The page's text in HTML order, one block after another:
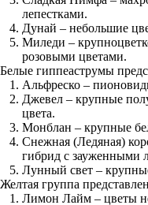
лепестками.
Дунай – небольшие
Миледи –
розовыми цветами.
Белые гиппеаструмы
Альфреско –
Джевел – крупные
цвета.
Монблан – крупные
Снежная (Ледяная)
гибрид с зауженными
Лунный свет –
Желтая группа
Лимон Лайм – цветы